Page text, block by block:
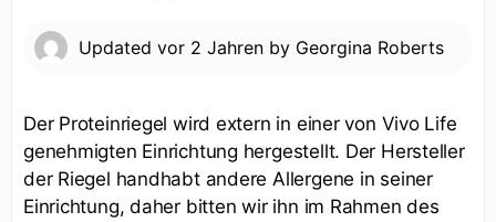
Updated vor 2 Jahren by Georgina Roberts
Der Proteinriegel wird extern in einer von Vivo Life
genehmigten Einrichtung hergestellt. Der Hersteller
der Riegel handhabt andere Allergene in seiner
Einrichtung, daher bitten wir ihn im Rahmen des